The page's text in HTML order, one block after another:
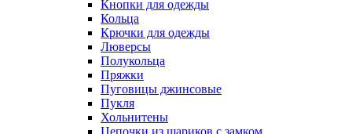
Кнопки для одежды
Кольца
Крючки для одежды
Люверсы
Полукольца
Пряжки
Пуговицы джинсовые
Пукля
Хольнитены
Цепочки из шариков с замком